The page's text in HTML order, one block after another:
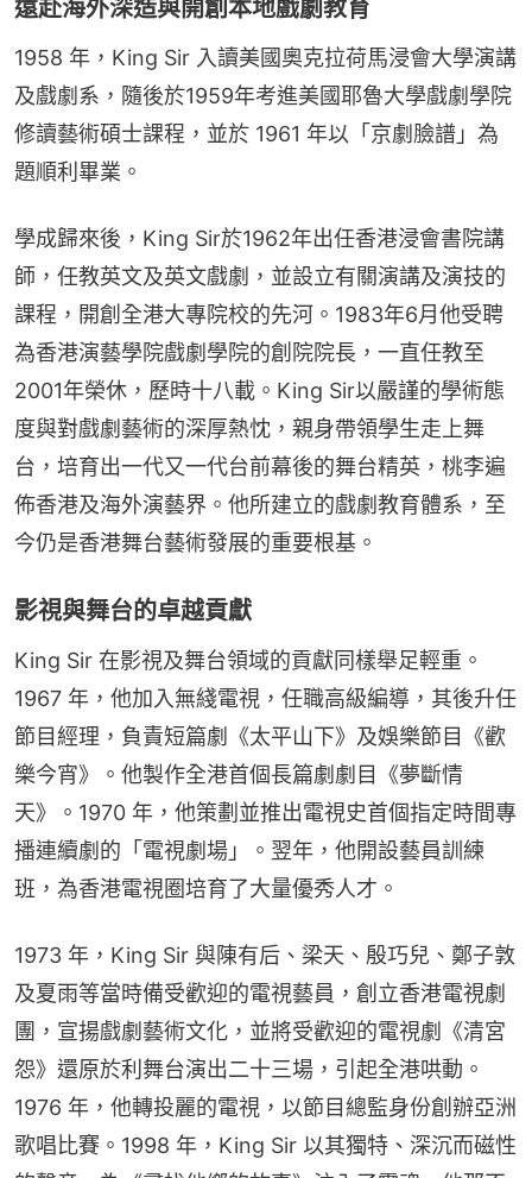
遠赴海外深造與開創本地戲劇教育
1958 年，King Sir 入讀美國奧克拉荷馬浸會大學演講
及戲劇系，隨後於1959年考進美國耶魯大學戲劇學院
修讀藝術碩士課程，並於 1961 年以「京劇臉譜」為
題順利畢業。
學成歸來後，King Sir於1962年出任香港浸會書院講
師，任教英文及英文戲劇，並設立有關演講及演技的
課程，開創全港大專院校的先河。1983年6月他受聘
為香港演藝學院戲劇學院的創院院長，一直任教至
2001年榮休，歷時十八載。King Sir以嚴謹的學術態
度與對戲劇藝術的深厚熱忱，親身帶領學生走上舞
台，培育出一代又一代台前幕後的舞台精英，桃李遍
佈香港及海外演藝界。他所建立的戲劇教育體系，至
今仍是香港舞台藝術發展的重要根基。
影視與舞台的卓越貢獻
King Sir 在影視及舞台領域的貢獻同樣舉足輕重。
1967 年，他加入無綫電視，任職高級編導，其後升任
節目經理，負責短篇劇《太平山下》及娛樂節目《歡
樂今宵》。他製作全港首個長篇劇劇目《夢斷情
天》。1970 年，他策劃並推出電視史首個指定時間專
播連續劇的「電視劇場」。翌年，他開設藝員訓練
班，為香港電視圈培育了大量優秀人才。
1973 年，King Sir 與陳有后、梁天、殷巧兒、鄭子敦
及夏雨等當時備受歡迎的電視藝員，創立香港電視劇
團，宣揚戲劇藝術文化，並將受歡迎的電視劇《清宮
怨》還原於利舞台演出二十三場，引起全港哄動。
1976 年，他轉投麗的電視，以節目總監身份創辦亞洲
歌唱比賽。1998 年，King Sir 以其獨特、深沉而磁性